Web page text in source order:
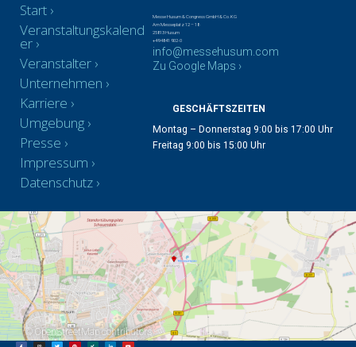
Start
Veranstaltungskalend
er
Veranstalter
Unternehmen
Karriere
Umgebung
Presse
Impressum
Datenschutz
Messe Husum & Congress GmbH & Co. KG
Am Messeplatz 12 – 18
25813 Husum
+49 4841 902-0
info@messehusum.com
Zu Google Maps ›
GESCHÄFTSZEITEN
Montag – Donnerstag 9:00 bis 17:00 Uhr
Freitag 9:00 bis 15:00 Uhr
© OpenStreetMapcontributors